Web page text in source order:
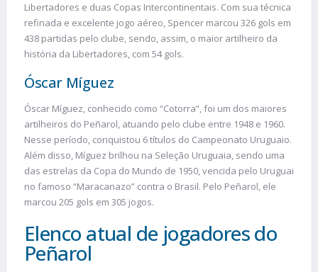
Libertadores e duas Copas Intercontinentais. Com sua técnica
refinada e excelente jogo aéreo, Spencer marcou 326 gols em
438 partidas pelo clube, sendo, assim, o maior artilheiro da
história da Libertadores, com 54 gols.
Óscar Míguez
Óscar Míguez, conhecido como “Cotorra”, foi um dos maiores
artilheiros do Peñarol, atuando pelo clube entre 1948 e 1960.
Nesse período, conquistou 6 títulos do Campeonato Uruguaio.
Além disso, Míguez brilhou na Seleção Uruguaia, sendo uma
das estrelas da Copa do Mundo de 1950, vencida pelo Uruguai
no famoso “Maracanazo” contra o Brasil. Pelo Peñarol, ele
marcou 205 gols em 305 jogos.
Elenco atual de jogadores do
Peñarol